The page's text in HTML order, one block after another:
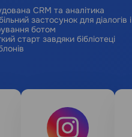
CRM та аналітика
застосунок для діалогів і
ботом
старт завдяки бібліотеці